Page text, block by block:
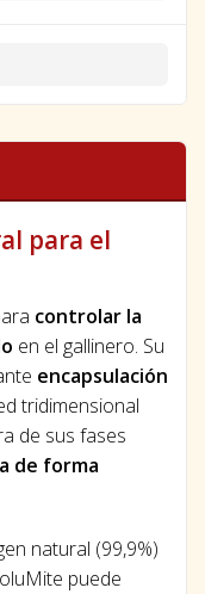
para el
controlar la
en el gallinero. Su
encapsulación
tridimensional
de sus fases
de forma
natural (99,9%)
puede